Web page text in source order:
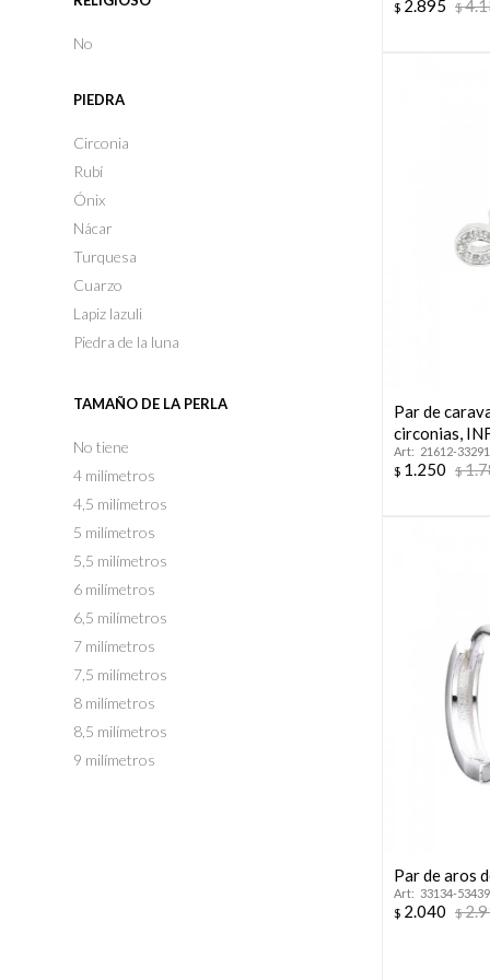
$ 2.895 $
Par de
circonias,
21612-
$ 1.250 $
Par de aros
33134-
$ 2.040 $
No
PIEDRA
Circonia
Rubí
Ónix
Nácar
Turquesa
Cuarzo
Lapiz lazuli
Piedra de la luna
TAMAÑO DE LA PERLA
No tiene
4 milímetros
4,5 milímetros
5 milímetros
5,5 milímetros
6 milímetros
6,5 milímetros
7 milímetros
7,5 milímetros
8 milímetros
8,5 milímetros
9 milímetros